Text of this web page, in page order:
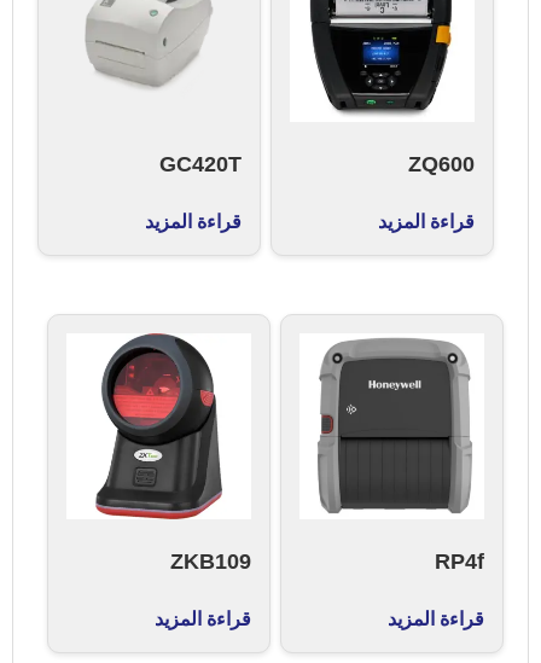
ZQ600
قراءة المزيد
GC420T
قراءة المزيد
RP4f
قراءة المزيد
ZKB109
قراءة المزيد